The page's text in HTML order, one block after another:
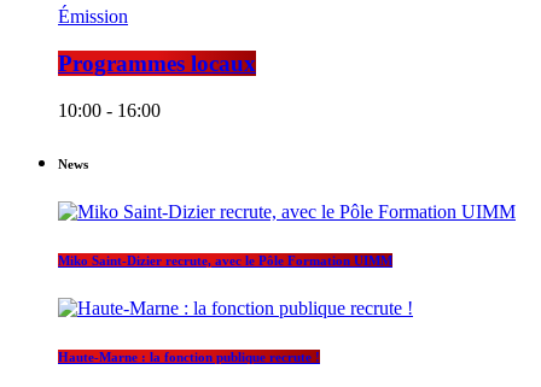
Émission
Programmes locaux
10:00 - 16:00
News
Miko Saint-Dizier recrute, avec le Pôle Formation UIMM
Haute-Marne : la fonction publique recrute !